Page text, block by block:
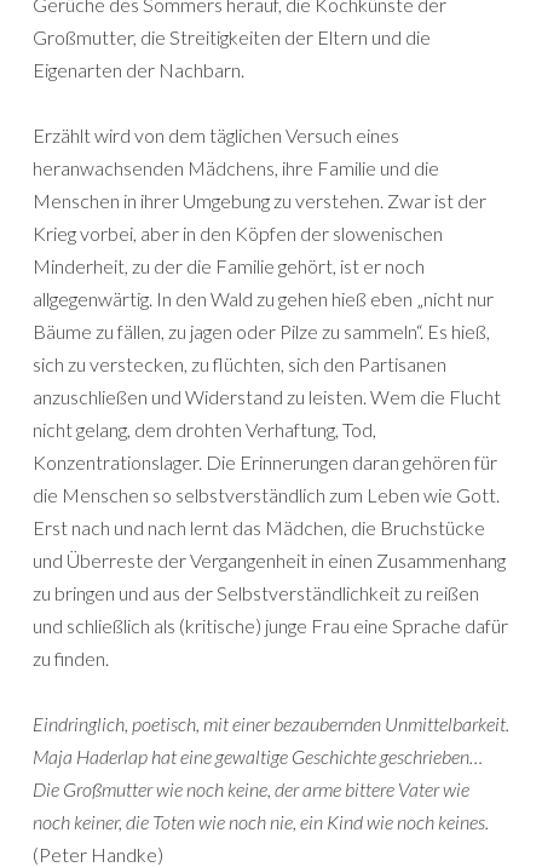
Großmutter, die Streitigkeiten der Eltern und die
Eigenarten der Nachbarn.
Erzählt wird von dem täglichen Versuch eines
heranwachsenden Mädchens, ihre Familie und die
Menschen in ihrer Umgebung zu verstehen. Zwar ist der
Krieg vorbei, aber in den Köpfen der slowenischen
Minderheit, zu der die Familie gehört, ist er noch
allgegenwärtig. In den Wald zu gehen hieß eben „nicht nur
Bäume zu fällen, zu jagen oder Pilze zu sammeln“. Es hieß,
sich zu verstecken, zu flüchten, sich den Partisanen
anzuschließen und Widerstand zu leisten. Wem die Flucht
nicht gelang, dem drohten Verhaftung, Tod,
Konzentrationslager. Die Erinnerungen daran gehören für
die Menschen so selbstverständlich zum Leben wie Gott.
Erst nach und nach lernt das Mädchen, die Bruchstücke
und Überreste der Vergangenheit in einen Zusammenhang
zu bringen und aus der Selbstverständlichkeit zu reißen
und schließlich als (kritische) junge Frau eine Sprache dafür
zu finden.
Eindringlich, poetisch, mit einer bezaubernden Unmittelbarkeit.
Maja Haderlap hat eine gewaltige Geschichte geschrieben…
Die Großmutter wie noch keine, der arme bittere Vater wie
noch keiner, die Toten wie noch nie, ein Kind wie noch keines.
(Peter Handke)